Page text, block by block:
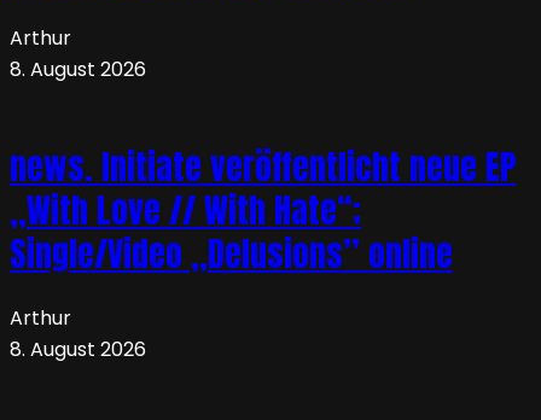
Arthur
8. August 2026
news. Initiate veröffentlicht neue EP
„With Love // With Hate“;
Single/Video „Delusions” online
Arthur
8. August 2026